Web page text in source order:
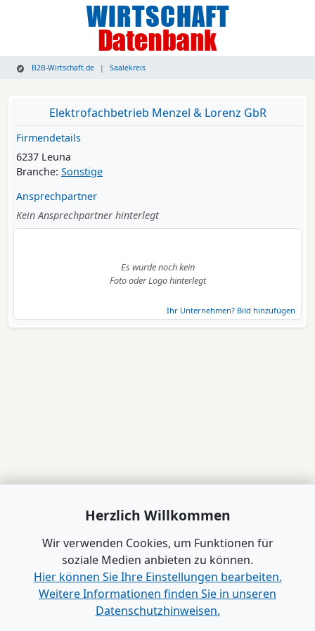
B2B-Wirtschaft.de Saalekreis
Elektrofachbetrieb Menzel & Lorenz GbR
Firmendetails
6237 Leuna
Branche: Sonstige
Ansprechpartner
Kein Ansprechpartner hinterlegt
Es wurde noch kein
Foto oder Logo hinterlegt
Ihr Unternehmen? Bild hinzufügen
Herzlich Willkommen
Wir verwenden Cookies, um Funktionen für
soziale Medien anbieten zu können.
Hier können Sie Ihre Einstellungen bearbeiten.
Weitere Informationen finden Sie in unseren
Datenschutzhinweisen.